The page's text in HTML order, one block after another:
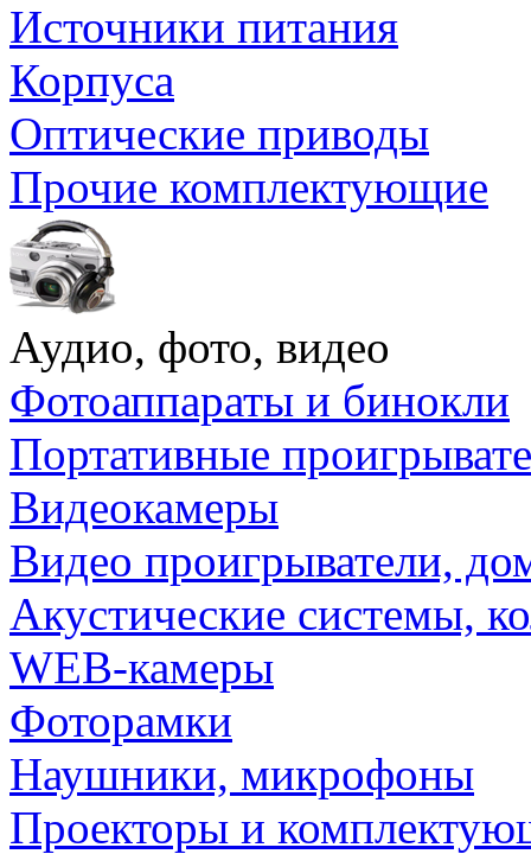
Источники питания
Корпуса
Оптические приводы
Прочие комплектующие
Аудио, фото, видео
Фотоаппараты и бинокли
Портативные
Видеокамеры
Видео проигрыватели,
Акустические системы,
WEB-камеры
Фоторамки
Наушники, микрофоны
Проекторы и